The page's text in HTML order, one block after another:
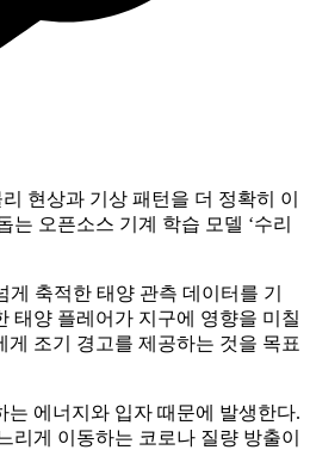
현상과 기상 패턴을 더 정확히 이
는 오픈소스 기계 학습 모델 ‘수리
축적한 태양 관측 데이터를 기
태양 플레어가 지구에 영향을 미칠
게 조기 경고를 제공하는 것을 목표
는 에너지와 입자 때문에 발생한다.
리게 이동하는 코로나 질량 방출이